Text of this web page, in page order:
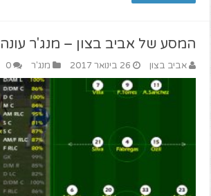
המסע של אביב בצון – מנג'ר עונה 14
אביב בצון 26 בינואר 2017 מנג'ר 0